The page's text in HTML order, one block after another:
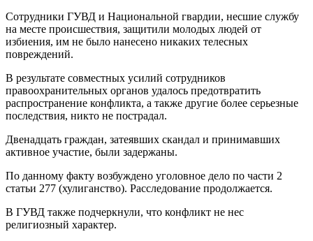
Сотрудники ГУВД и Национальной гвардии, несшие службу
на месте происшествия, защитили молодых людей от
избиения, им не было нанесено никаких телесных
повреждений.
В результате совместных усилий сотрудников
правоохранительных органов удалось предотвратить
распространение конфликта, а также другие более серьезные
последствия, никто не пострадал.
Двенадцать граждан, затеявших скандал и принимавших
активное участие, были задержаны.
По данному факту возбуждено уголовное дело по части 2
статьи 277 (хулиганство). Расследование продолжается.
В ГУВД также подчеркнули, что конфликт не нес
религиозный характер.